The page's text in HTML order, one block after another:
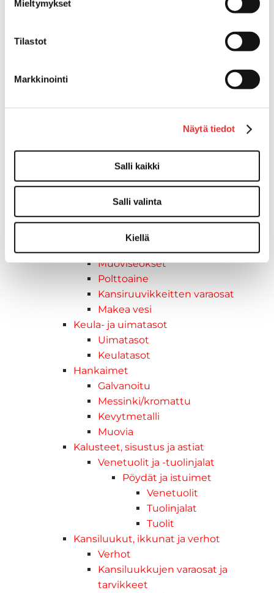
Mieltymykset
Tilastot
Markkinointi
Näytä tiedot
Salli kaikki
Salli valinta
Kiellä
Veneen kiinnitys
Venerenkaat ja silmukkapultit/-
ruuvit
Vetourat
Kansiruuvikkeet
Jätevesi
Muoviseokset
Polttoaine
Kansiruuvikkeitten varaosat
Makea vesi
Keula- ja uimatasot
Uimatasot
Keulatasot
Hankaimet
Galvanoitu
Messinki/kromattu
Kevytmetalli
Muovia
Kalusteet, sisustus ja astiat
Venetuolit ja -tuolinjalat
Pöydät ja istuimet
Venetuolit
Tuolinjalat
Tuolit
Kansiluukut, ikkunat ja verhot
Verhot
Kansiluukkujen varaosat ja
tarvikkeet